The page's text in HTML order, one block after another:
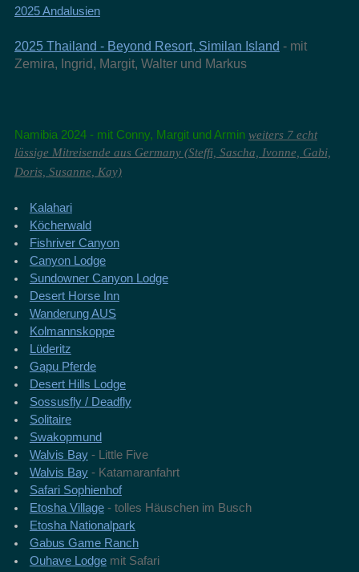
2025 Andalusien
2025 Thailand - Beyond Resort, Similan Island - mit
Zemira, Ingrid, Margit, Walter und Markus
Namibia 2024 - mit Conny, Margit und Armin weiters 7 echt
lässige Mitreisende aus Germany (Steffi, Sascha, Ivonne, Gabi,
Doris, Susanne, Kay)
Kalahari
Köcherwald
Fishriver Canyon
Canyon Lodge
Sundowner Canyon Lodge
Desert Horse Inn
Wanderung AUS
Kolmannskoppe
Lüderitz
Gapu Pferde
Desert Hills Lodge
Sossusfly / Deadfly
Solitaire
Swakopmund
Walvis Bay- Little Five
Walvis Bay- Katamaranfahrt
Safari Sophienhof
Etosha Village- tolles Häuschen im Busch
Etosha Nationalpark
Gabus Game Ranch
Ouhave Lodgemit Safari